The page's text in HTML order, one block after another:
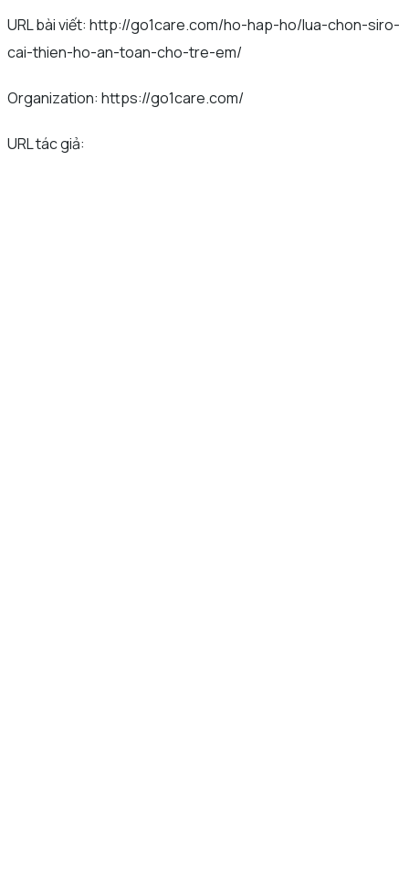
URL bài viết: http://go1care.com/ho-hap-ho/lua-chon-siro-
cai-thien-ho-an-toan-cho-tre-em/
Organization: https://go1care.com/
URL tác giả: